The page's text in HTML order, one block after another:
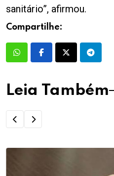
sanitário”, afirmou.
Compartilhe:
Leia Também